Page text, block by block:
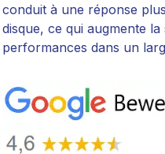
conduit à une réponse
disque, ce qui augmente
performances dans un